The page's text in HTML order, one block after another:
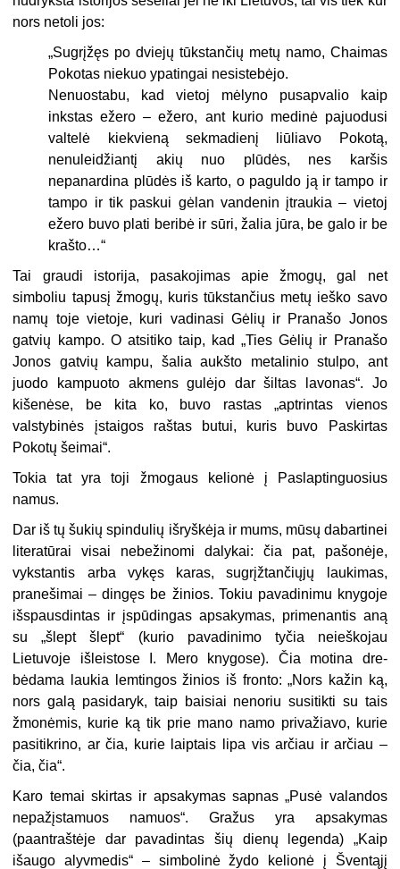
nors netoli jos:
„Sugrįžęs po dviejų tūkstančių metų na­mo, Chaimas
Pokotas niekuo ypatingai ne­sistebėjo.
Nenuostabu, kad vietoj mėlyno pusap­valio kaip
inkstas ežero – ežero, ant kurio medinė pajuodusi
valtelė kiekvieną sek­madienį liūliavo Pokotą,
nenuleidžiantį akių nuo plūdės, nes karšis
nepanardina plūdės iš karto, o paguldo ją ir tampo ir
tampo ir tik paskui gėlan vandenin įtrau­kia – vietoj
ežero buvo plati beribė ir sūri, žalia jūra, be galo ir be
krašto…“
Tai graudi istorija, pasakojimas apie žmogų, gal net
simboliu tapusį žmogų, kuris tūkstančius metų ieško savo
namų toje vietoje, kuri vadinasi Gėlių ir Pranašo Jonos
gatvių kampo. O atsitiko taip, kad „Ties Gėlių ir Pranašo
Jonos gatvių kampu, šalia aukšto metalinio stulpo, ant
juodo kampuoto akmens gulėjo dar šiltas lavonas“. Jo
kišenėse, be kita ko, buvo rastas „aptrintas vienos
valstybinės įstaigos raštas butui, kuris buvo Paskirtas
Pokotų šeimai“.
Tokia tat yra toji žmogaus kelionė į Paslaptinguosius
namus.
Dar iš tų šukių spindulių išryškėja ir mums, mūsų dabartinei
literatūrai visai nebežinomi dalykai: čia pat, pašonėje,
vykstantis arba vykęs karas, sugrįžtančiųjų laukimas,
prane­šimai – dingęs be žinios. Tokiu pava­dinimu knygoje
išspausdintas ir įspūdingas apsakymas, primenantis aną
su „šlept šlept“ (kurio pavadini­mo tyčia neieškojau
Lietuvoje išleis­tose I. Mero knygose). Čia motina dre­
bėdama laukia lemtingos žinios iš fronto: „Nors kažin ką,
nors galą pa­sidaryk, taip baisiai nenoriu susitikti su tais
žmonėmis, kurie ką tik prie mano namo privažiavo, kurie
pasitik­rino, ar čia, kurie laiptais lipa vis ar­čiau ir arčiau –
čia, čia“.
Karo temai skirtas ir apsakymas sapnas „Pusė valandos
nepažįsta­muos namuos“. Gražus yra apsaky­mas
(paantraštėje dar pavadintas šių dienų legenda) „Kaip
išaugo alyvme­dis“ – simbolinė žydo kelionė į Šven­tąjį